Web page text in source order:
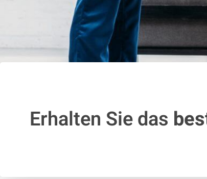
Erhalten Sie das